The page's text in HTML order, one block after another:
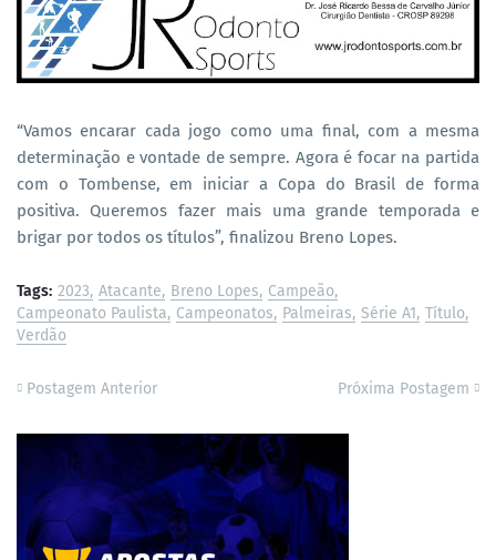
“Vamos encarar cada jogo como uma final, com a mesma
determinação e vontade de sempre. Agora é focar na partida
com o Tombense, em iniciar a Copa do Brasil de forma
positiva. Queremos fazer mais uma grande temporada e
brigar por todos os títulos”, finalizou Breno Lopes.
Tags: 2023 Atacante Breno Lopes Campeão
Campeonato Paulista Campeonatos Palmeiras Série A1 Título
Verdão
Postagem Anterior Próxima Postagem